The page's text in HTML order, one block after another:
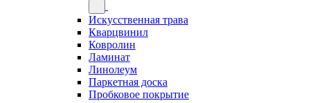
Искусственная трава
Кварцвинил
Ковролин
Ламинат
Линолеум
Паркетная доска
Пробковое покрытие